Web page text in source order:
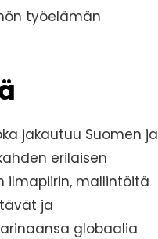
työelämän
jakautuu Suomen ja
erilaisen
ilmapiirin, mallintöitä
ja
globaalia